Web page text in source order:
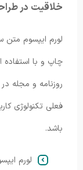
خلاقیت در
لورم ایپسوم متن
چاپ و با استفاده
روزنامه و مجله
فعلی تکنولوژی
باشد.
لورم